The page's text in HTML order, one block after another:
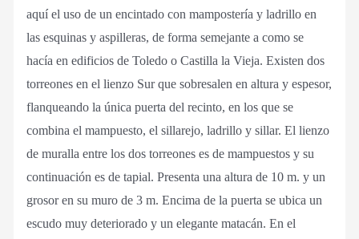
aquí el uso de un encintado con mampostería y ladrillo en
las esquinas y aspilleras, de forma semejante a como se
hacía en edificios de Toledo o Castilla la Vieja. Existen dos
torreones en el lienzo Sur que sobresalen en altura y espesor,
flanqueando la única puerta del recinto, en los que se
combina el mampuesto, el sillarejo, ladrillo y sillar. El lienzo
de muralla entre los dos torreones es de mampuestos y su
continuación es de tapial. Presenta una altura de 10 m. y un
grosor en su muro de 3 m. Encima de la puerta se ubica un
escudo muy deteriorado y un elegante matacán. En el